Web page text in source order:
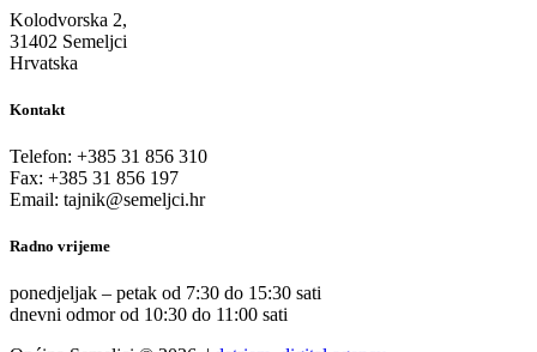
Kolodvorska 2,
31402 Semeljci
Hrvatska
Kontakt
Telefon: +385 31 856 310
Fax: +385 31 856 197
Email: tajnik@semeljci.hr
Radno vrijeme
ponedjeljak – petak od 7:30 do 15:30 sati
dnevni odmor od 10:30 do 11:00 sati